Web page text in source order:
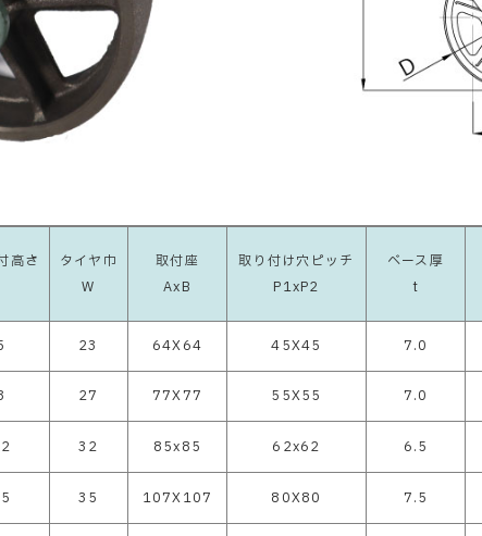
高さ
タイヤ巾
W
取付座
AxB
取り付け穴ピッチ
P1xP2
ベース厚
t
23 64X64 45X45 7.0
27 77X77 55X55 7.0
32 85x85 62x62 6.5
35 107X107 80X80 7.5